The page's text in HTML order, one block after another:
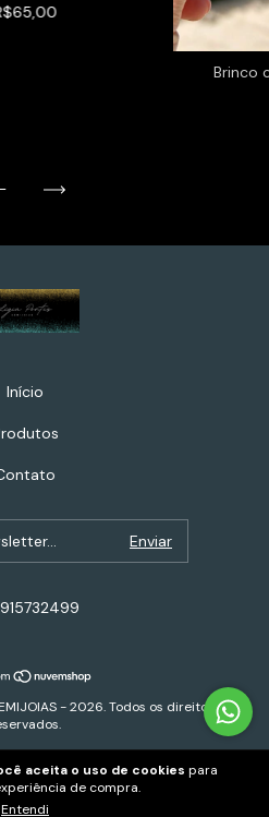
aceita o uso de cookies para
de compra.
Entendi
Brinco
Início
- 2026. Todos os direitos